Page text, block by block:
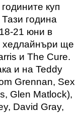
куп
година
21 юни в
хедлайнъри ще
и The Cure.
и на Teddy
Grennan, Sex
Glen Matlock),
David Gray,